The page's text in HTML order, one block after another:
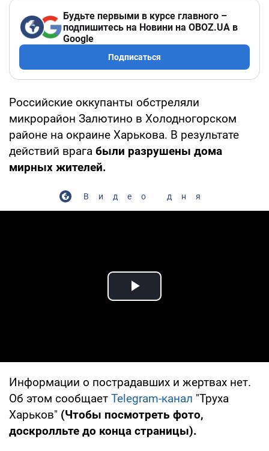
Будьте первыми в курсе главного –
подпишитесь на Новини на OBOZ.UA в
Google
Подписаться
Российские оккупанты обстреляли
микрорайон Залютино в Холодногорском
районе на окраине Харькова. В результате
действий врага были разрушены дома
мирных жителей.
Видео дня
Play Video
Информации о пострадавших и жертвах нет.
Об этом сообщает Telegram-канал "Труха
Харьков" (Чтобы посмотреть фото,
доскролльте до конца страницы).